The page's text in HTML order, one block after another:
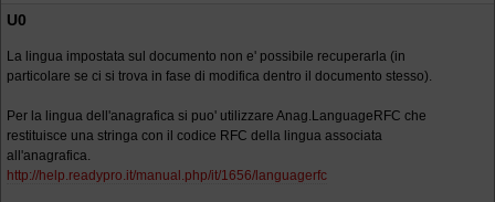
U0
La lingua impostata sul documento non e' possibile recuperarla (in
particolare se ci si trova in fase di modifica dentro il documento stesso).
Per la lingua dell'anagrafica si puo' utilizzare Anag.LanguageRFC che
restituisce una stringa con il codice RFC della lingua associata
all'anagrafica.
http://help.readypro.it/manual.php/it/1656/languagerfc